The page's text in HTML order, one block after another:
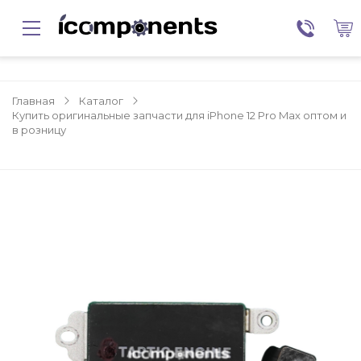
Главная
Каталог
Купить оригинальные запчасти для iPhone 12 Pro Max оптом и
в розницу